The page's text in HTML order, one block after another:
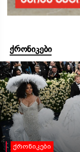
ქრონიკები
ქრონიკები